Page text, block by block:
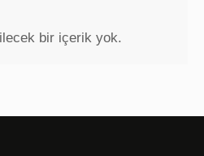
bir içerik yok.